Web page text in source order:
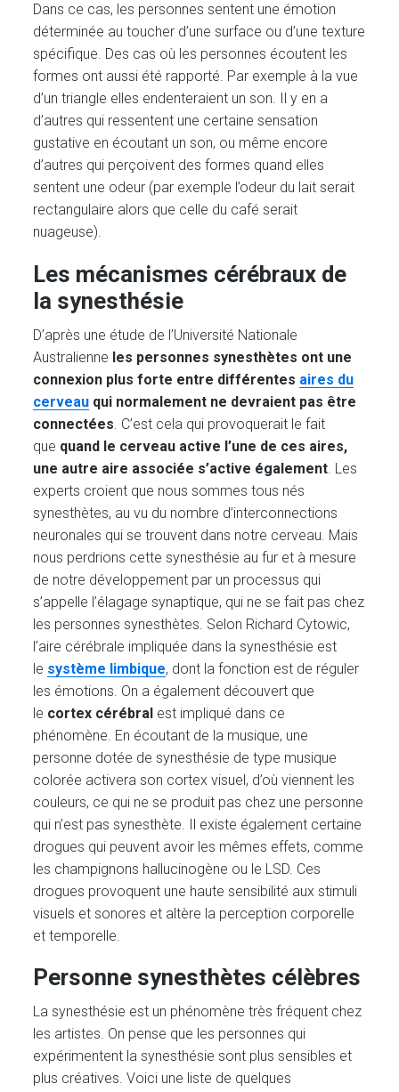
Dans ce cas, les personnes sentent une émotion
déterminée au toucher d’une surface ou d’une texture
spécifique. Des cas où les personnes écoutent les
formes ont aussi été rapporté. Par exemple à la vue
d’un triangle elles endenteraient un son. Il y en a
d’autres qui ressentent une certaine sensation
gustative en écoutant un son, ou même encore
d’autres qui perçoivent des formes quand elles
sentent une odeur (par exemple l’odeur du lait serait
rectangulaire alors que celle du café serait
nuageuse).
Les mécanismes cérébraux de
la synesthésie
D’après une étude de l’Université Nationale
Australienne les personnes synesthètes ont une
connexion plus forte entre différentes aires du
cerveau qui normalement ne devraient pas être
connectées . C’est cela qui provoquerait le fait
que quand le cerveau active l’une de ces aires,
une autre aire associée s’active également . Les
experts croient que nous sommes tous nés
synesthètes, au vu du nombre d’interconnections
neuronales qui se trouvent dans notre cerveau. Mais
nous perdrions cette synesthésie au fur et à mesure
de notre développement par un processus qui
s’appelle l’élagage synaptique, qui ne se fait pas chez
les personnes synesthètes. Selon Richard Cytowic,
l’aire cérébrale impliquée dans la synesthésie est
le système limbique, dont la fonction est de réguler
les émotions. On a également découvert que
le cortex cérébral est impliqué dans ce
phénomène. En écoutant de la musique, une
personne dotée de synesthésie de type musique
colorée activera son cortex visuel, d’où viennent les
couleurs, ce qui ne se produit pas chez une personne
qui n’est pas synesthète. Il existe également certaine
drogues qui peuvent avoir les mêmes effets, comme
les champignons hallucinogène ou le LSD. Ces
drogues provoquent une haute sensibilité aux stimuli
visuels et sonores et altère la perception corporelle
et temporelle.
Personne synesthètes célèbres
La synesthésie est un phénomène très fréquent chez
les artistes. On pense que les personnes qui
expérimentent la synesthésie sont plus sensibles et
plus créatives. Voici une liste de quelques